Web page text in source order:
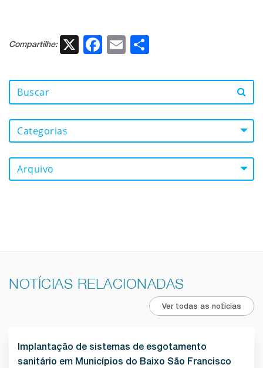
Compartilhe: X Facebook
Email
Categorias
Arquivo
NOTÍCIAS RELACIONADAS
Ver todas as notícias
Implantação de sistemas de esgotamento
sanitário em Municípios do Baixo São Francisco